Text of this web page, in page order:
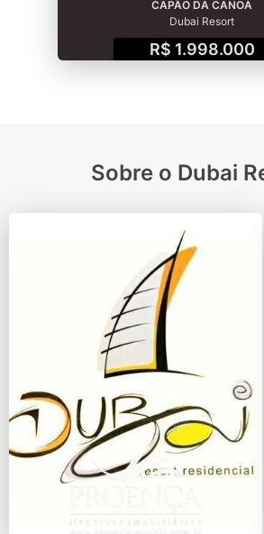
CAPÃO DA CANOA
Dubai Resort
R$ 1.998.000
Sobre o Dubai